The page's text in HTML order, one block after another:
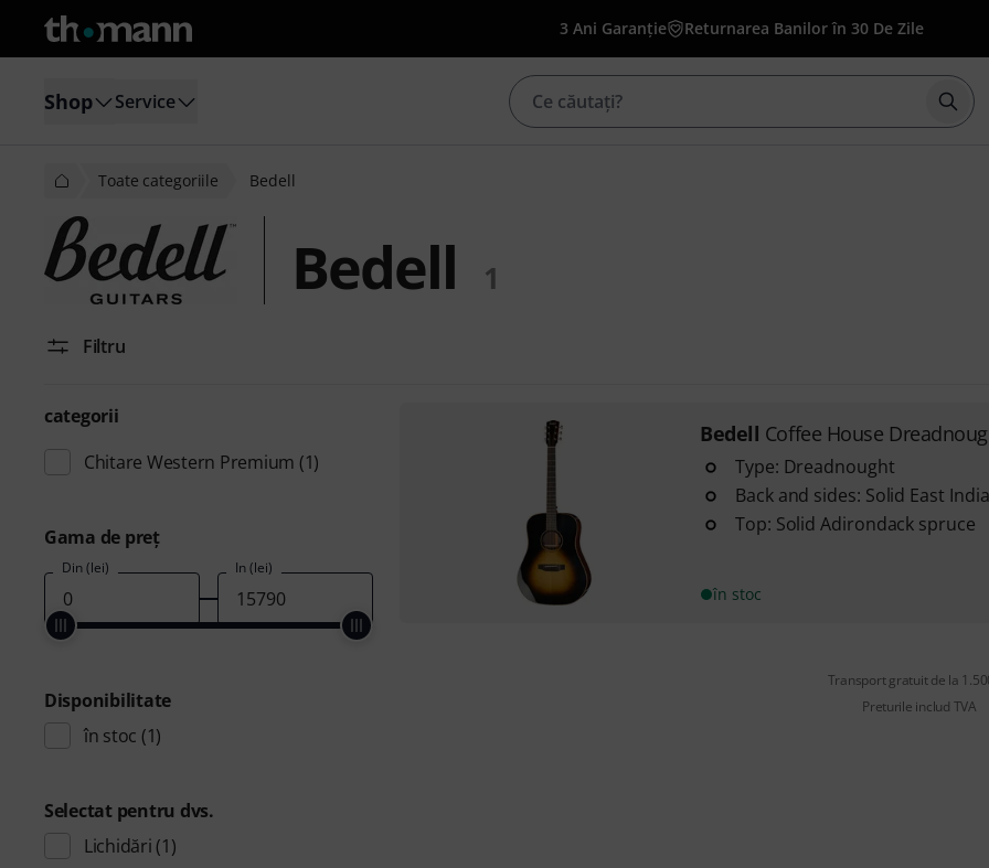
3 Ani Garanție Returnarea Banilor în 30 De Zile
Shop Service
Toate categoriile Bedell
Bedell 1
Filtru
categorii
Chitare Western Premium (1)
Gama de preţ
Din (lei) În (lei)
Disponibilitate
în stoc (1)
Selectat pentru dvs.
Lichidări (1)
Bedell Coffee House
Type: Dreadnought
Back and sides: Solid East
Top: Solid Adirondack spruce
în stoc
Transport gratuit de la
Preturile includ TVA